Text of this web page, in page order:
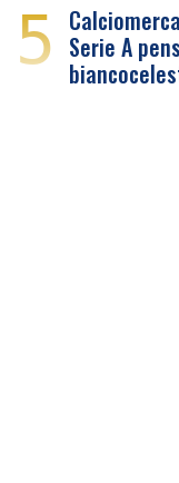
5 Serie A